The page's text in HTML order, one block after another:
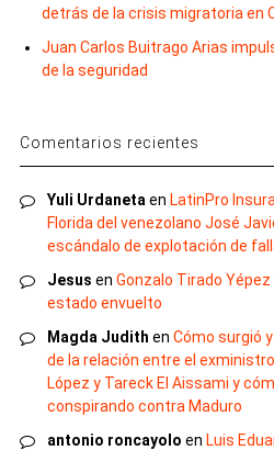
detrás de la crisis migratoria en
Juan Carlos Buitrago Arias
de la seguridad
Comentarios recientes
Yuli Urdaneta en LatinPro
Florida del venezolano José
escándalo de explotación de
Jesus en Gonzalo Tirado
estado envuelto
Magda Judith en Cómo surgió
de la relación entre el
López y Tareck El Aissami y
conspirando contra Maduro
antonio roncayolo en Luis